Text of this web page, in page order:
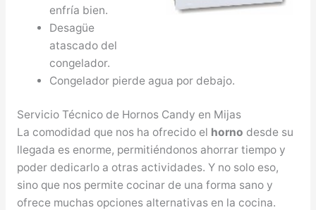
enfría bien.
Desagüe
atascado del
congelador.
Congelador pierde agua por debajo.
Servicio Técnico de Hornos Candy en Mijas
La comodidad que nos ha ofrecido el horno desde su
llegada es enorme, permitiéndonos ahorrar tiempo y
poder dedicarlo a otras actividades. Y no solo eso,
sino que nos permite cocinar de una forma sano y
ofrece muchas opciones alternativas en la cocina.